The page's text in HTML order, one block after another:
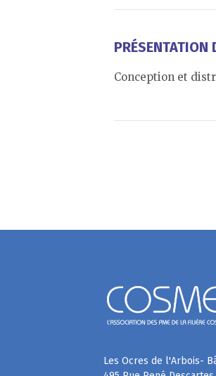
PRÉSENTATION
Conception et
Les Ocres de l'Arbois-